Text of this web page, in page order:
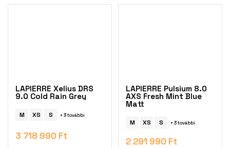
LAPIERRE Xelius DRS
9.0 Cold Rain Grey
M XS S + 3 további
3 718 990 Ft
LAPIERRE Pulsium 8.0
AXS Fresh Mint Blue
Matt
M XS S + 3 további
2 291 990 Ft